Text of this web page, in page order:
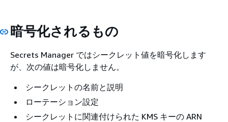
暗号化されるもの
Secrets Manager ではシークレット値を暗号化します
が、次の値は暗号化しません。
シークレットの名前と説明
ローテーション設定
シークレットに関連付けられた KMS キーの ARN